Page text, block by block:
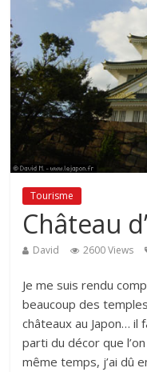
Tourisme
Château
David 2600 Views
Je me suis rendu
beaucoup des
châteaux au Japon… il
parti du décor que
même temps, j’ai dû